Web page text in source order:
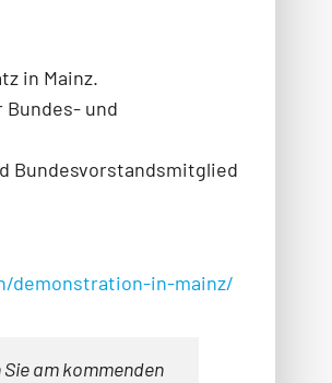
in Mainz.
und
Bundesvorstandsmitglied
demonstration-in-mainz/
am kommenden